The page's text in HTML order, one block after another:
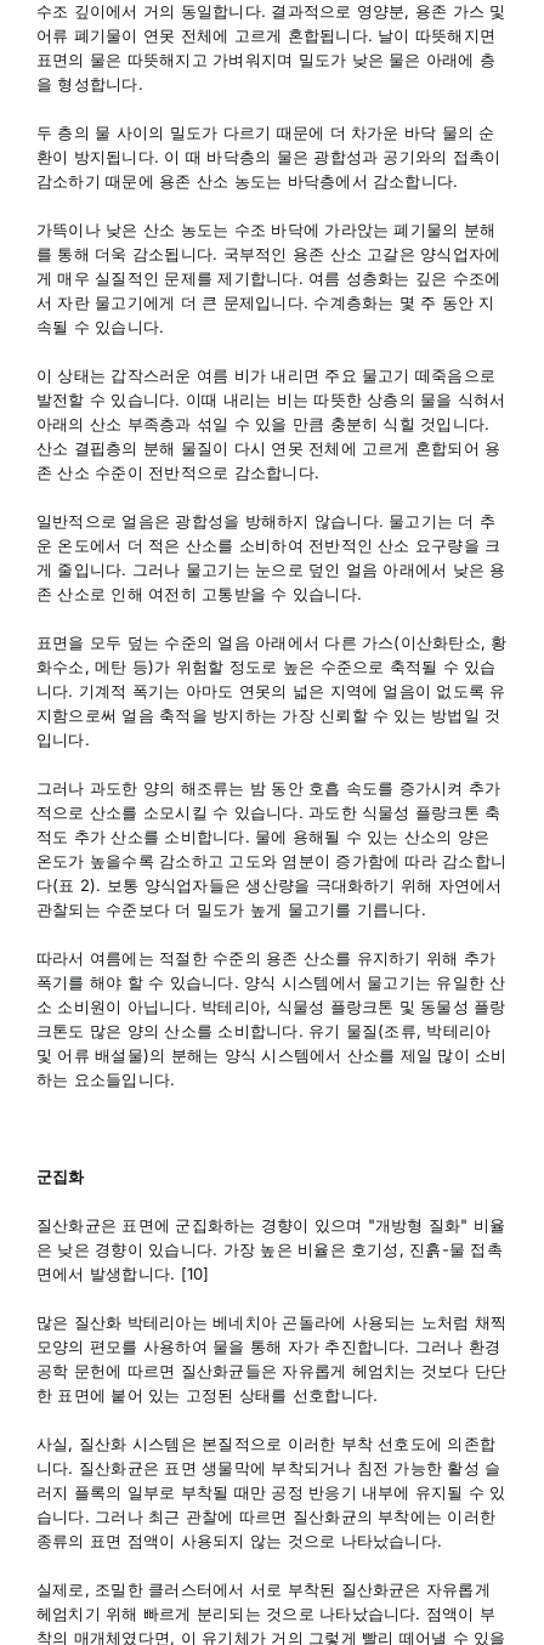
수조 깊이에서 거의 동일합니다. 결과적으로 영양분, 용존 가스 및
어류 폐기물이 연못 전체에 고르게 혼합됩니다. 날이 따뜻해지면
표면의 물은 따뜻해지고 가벼워지며 밀도가 낮은 물은 아래에 층
을 형성합니다.
두 층의 물 사이의 밀도가 다르기 때문에 더 차가운 바닥 물의 순
환이 방지됩니다. 이 때 바닥층의 물은 광합성과 공기와의 접촉이
감소하기 때문에 용존 산소 농도는 바닥층에서 감소합니다.
가뜩이나 낮은 산소 농도는 수조 바닥에 가라앉는 폐기물의 분해
를 통해 더욱 감소됩니다. 국부적인 용존 산소 고갈은 양식업자에
게 매우 실질적인 문제를 제기합니다. 여름 성층화는 깊은 수조에
서 자란 물고기에게 더 큰 문제입니다. 수계층화는 몇 주 동안 지
속될 수 있습니다.
이 상태는 갑작스러운 여름 비가 내리면 주요 물고기 떼죽음으로
발전할 수 있습니다. 이때 내리는 비는 따뜻한 상층의 물을 식혀서
아래의 산소 부족층과 섞일 수 있을 만큼 충분히 식힐 것입니다.
산소 결핍층의 분해 물질이 다시 연못 전체에 고르게 혼합되어 용
존 산소 수준이 전반적으로 감소합니다.
일반적으로 얼음은 광합성을 방해하지 않습니다. 물고기는 더 추
운 온도에서 더 적은 산소를 소비하여 전반적인 산소 요구량을 크
게 줄입니다. 그러나 물고기는 눈으로 덮인 얼음 아래에서 낮은 용
존 산소로 인해 여전히 고통받을 수 있습니다.
표면을 모두 덮는 수준의 얼음 아래에서 다른 가스(이산화탄소, 황
화수소, 메탄 등)가 위험할 정도로 높은 수준으로 축적될 수 있습
니다. 기계적 폭기는 아마도 연못의 넓은 지역에 얼음이 없도록 유
지함으로써 얼음 축적을 방지하는 가장 신뢰할 수 있는 방법일 것
입니다.
그러나 과도한 양의 해조류는 밤 동안 호흡 속도를 증가시켜 추가
적으로 산소를 소모시킬 수 있습니다. 과도한 식물성 플랑크톤 축
적도 추가 산소를 소비합니다. 물에 용해될 수 있는 산소의 양은
온도가 높을수록 감소하고 고도와 염분이 증가함에 따라 감소합니
다(표 2). 보통 양식업자들은 생산량을 극대화하기 위해 자연에서
관찰되는 수준보다 더 밀도가 높게 물고기를 기릅니다.
따라서 여름에는 적절한 수준의 용존 산소를 유지하기 위해 추가
폭기를 해야 할 수 있습니다. 양식 시스템에서 물고기는 유일한 산
소 소비원이 아닙니다. 박테리아, 식물성 플랑크톤 및 동물성 플랑
크톤도 많은 양의 산소를 소비합니다. 유기 물질(조류, 박테리아
및 어류 배설물)의 분해는 양식 시스템에서 산소를 제일 많이 소비
하는 요소들입니다.
군집화
질산화균은 표면에 군집화하는 경향이 있으며 "개방형 질화" 비율
은 낮은 경향이 있습니다. 가장 높은 비율은 호기성, 진흙-물 접촉
면에서 발생합니다. [10]
많은 질산화 박테리아는 베네치아 곤돌라에 사용되는 노처럼 채찍
모양의 편모를 사용하여 물을 통해 자가 추진합니다. 그러나 환경
공학 문헌에 따르면 질산화균들은 자유롭게 헤엄치는 것보다 단단
한 표면에 붙어 있는 고정된 상태를 선호합니다.
사실, 질산화 시스템은 본질적으로 이러한 부착 선호도에 의존합
니다. 질산화균은 표면 생물막에 부착되거나 침전 가능한 활성 슬
러지 플록의 일부로 부착될 때만 공정 반응기 내부에 유지될 수 있
습니다. 그러나 최근 관찰에 따르면 질산화균의 부착에는 이러한
종류의 표면 점액이 사용되지 않는 것으로 나타났습니다.
실제로, 조밀한 클러스터에서 서로 부착된 질산화균은 자유롭게
헤엄치기 위해 빠르게 분리되는 것으로 나타났습니다. 점액이 부
착의 매개체였다면, 이 유기체가 거의 그렇게 빨리 떼어낼 수 있을